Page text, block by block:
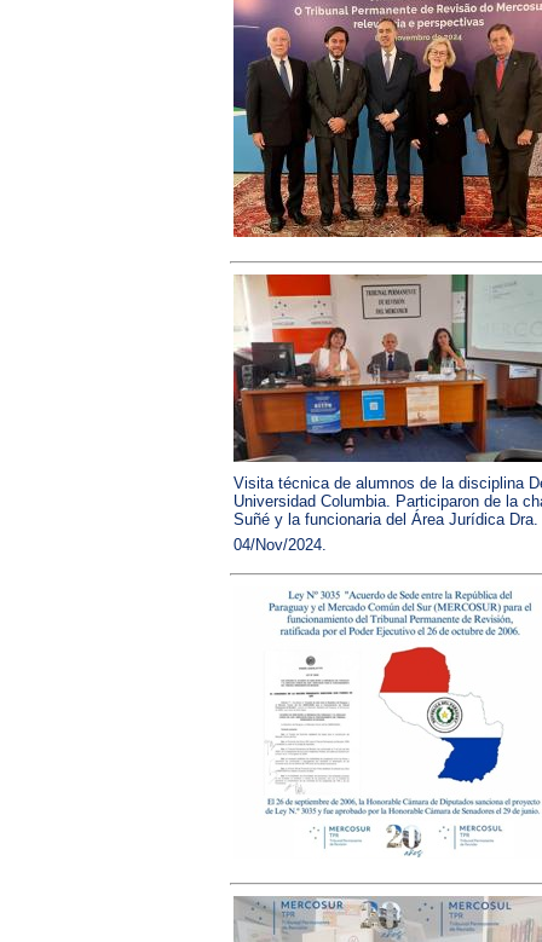
Visita técnica de alumnos de la disciplina
Universidad Columbia. Participaron de la
Suñé y la funcionaria del Área Jurídica
04/Nov/2024.